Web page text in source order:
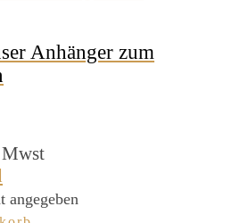
Anhänger zum
angegeben